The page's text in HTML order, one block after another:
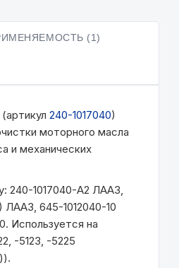
(1)
240-1017040)
моторного масла
и механических
240-1017040-А2 ЛААЗ,
645-1012040-10
на
-5123, -5225